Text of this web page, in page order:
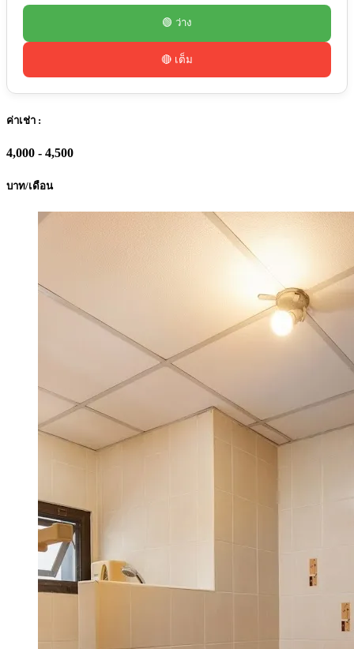
🟢 ว่าง
🔴 เต็ม
ค่าเช่า :
4,000 - 4,500
บาท/เดือน